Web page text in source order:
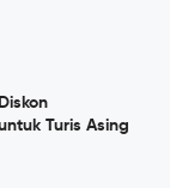
Turis Asing